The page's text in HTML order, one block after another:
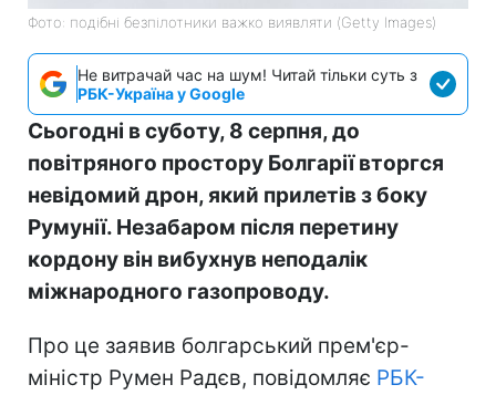
Фото: подібні безпілотники важко виявляти (Getty Images)
Не витрачай час на шум! Читай тільки суть з
РБК-Україна у Google
Сьогодні в суботу, 8 серпня, до
повітряного простору Болгарії вторгся
невідомий дрон, який прилетів з боку
Румунії. Незабаром після перетину
кордону він вибухнув неподалік
міжнародного газопроводу.
Про це заявив болгарський прем'єр-
міністр Румен Радєв, повідомляє РБК-